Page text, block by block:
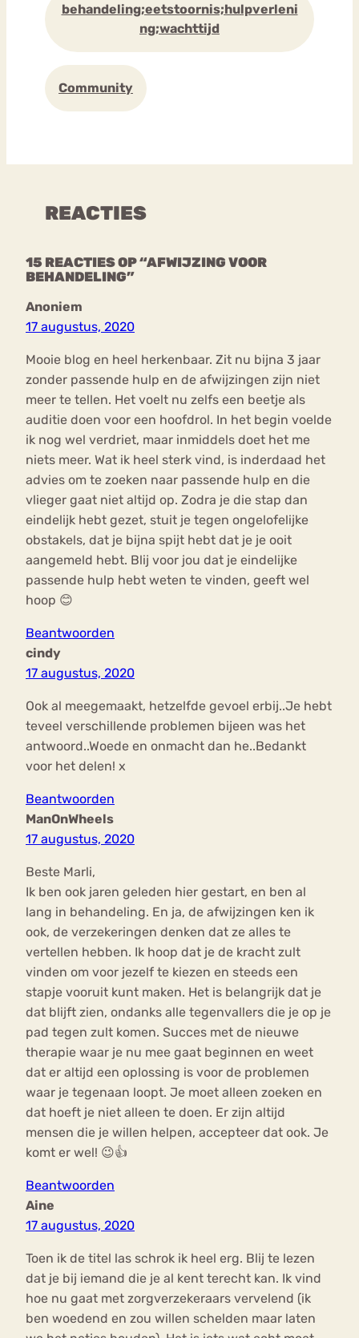
behandeling;eetstoornis;hulpverleni
ng;wachttijd
Community
REACTIES
15 REACTIES OP “AFWIJZING VOOR
BEHANDELING”
Anoniem
17 augustus, 2020
Mooie blog en heel herkenbaar. Zit nu bijna 3 jaar
zonder passende hulp en de afwijzingen zijn niet
meer te tellen. Het voelt nu zelfs een beetje als
auditie doen voor een hoofdrol. In het begin voelde
ik nog wel verdriet, maar inmiddels doet het me
niets meer. Wat ik heel sterk vind, is inderdaad het
advies om te zoeken naar passende hulp en die
vlieger gaat niet altijd op. Zodra je die stap dan
eindelijk hebt gezet, stuit je tegen ongelofelijke
obstakels, dat je bijna spijt hebt dat je je ooit
aangemeld hebt. Blij voor jou dat je eindelijke
passende hulp hebt weten te vinden, geeft wel
hoop 😊
Beantwoorden
cindy
17 augustus, 2020
Ook al meegemaakt, hetzelfde gevoel erbij..Je hebt
teveel verschillende problemen bijeen was het
antwoord..Woede en onmacht dan he..Bedankt
voor het delen! x
Beantwoorden
ManOnWheels
17 augustus, 2020
Beste Marli,
Ik ben ook jaren geleden hier gestart, en ben al
lang in behandeling. En ja, de afwijzingen ken ik
ook, de verzekeringen denken dat ze alles te
vertellen hebben. Ik hoop dat je de kracht zult
vinden om voor jezelf te kiezen en steeds een
stapje vooruit kunt maken. Het is belangrijk dat je
dat blijft zien, ondanks alle tegenvallers die je op je
pad tegen zult komen. Succes met de nieuwe
therapie waar je nu mee gaat beginnen en weet
dat er altijd een oplossing is voor de problemen
waar je tegenaan loopt. Je moet alleen zoeken en
dat hoeft je niet alleen te doen. Er zijn altijd
mensen die je willen helpen, accepteer dat ook. Je
komt er wel! 😉👍
Beantwoorden
Aine
17 augustus, 2020
Toen ik de titel las schrok ik heel erg. Blij te lezen
dat je bij iemand die je al kent terecht kan. Ik vind
hoe nu gaat met zorgverzekeraars vervelend (ik
ben woedend en zou willen schelden maar laten